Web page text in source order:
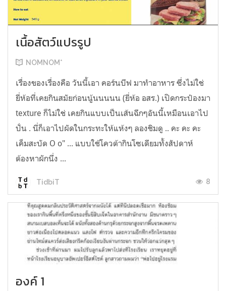
เนื้อสัตว์แปรรูป
NOMNOM*
เรื่องของเรื่องคือ วันนี้เอา คอร์นบีฟ มาทำอาหาร ซึ่งไม่ใช่
ยี่ห้อที่เคยกินสมัยก่อนนู้นนนนน (ยี่ห้อ อสร.) เปิดกระป๋องมา
texture ก็ไม่ใช่ เคยกินแบบเป็นเส้นฉีกๆอันนี้เหมือนเอาไป
ปั่น . นี่ก็เอาไปผัดในกระทะให้แห้งๆ ลองชิมดู .. คะ คะ คะ
เค็มสะบัด O o" ... แบบใช้โควต้ากินโซเดียมทั้งสัปดาห์
ต้องหาผักนึ่ง ...
TidbiT 8
องค์ 1